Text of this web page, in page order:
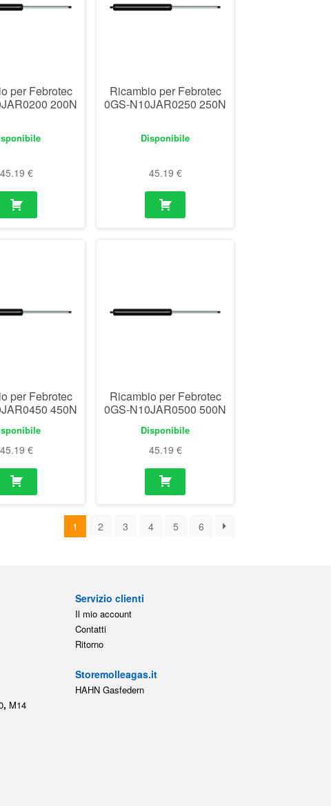
per Febrotec
200N
45.19 €
Ricambio per Febrotec
0GS-N10JAR0250 250N
Disponibile
45.19 €
per Febrotec
450N
45.19 €
Ricambio per Febrotec
0GS-N10JAR0500 500N
Disponibile
45.19 €
1 2 3 4 5 6
, M14
Servizio clienti
Il mio account
Contatti
Ritorno
Storemolleagas.it
HAHN Gasfedern